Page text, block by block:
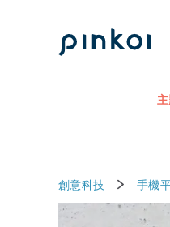
創意科技 手機